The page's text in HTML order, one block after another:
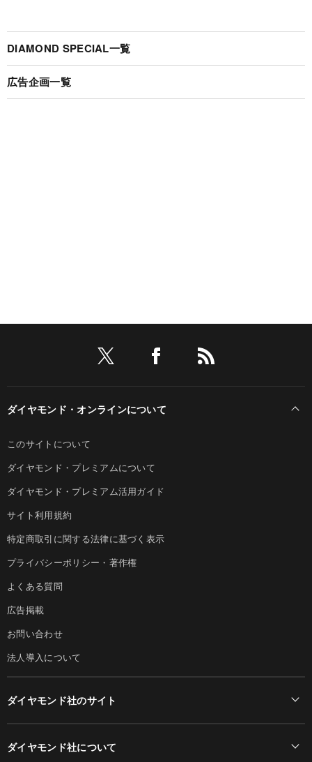
DIAMOND SPECIAL一覧
広告企画一覧
ダイヤモンド・オンラインについて
このサイトについて
ダイヤモンド・プレミアムについて
ダイヤモンド・プレミアム活用ガイド
サイト利用規約
特定商取引に関する法律に基づく表示
プライバシーポリシー・著作権
よくある質問
広告掲載
お問い合わせ
法人導入について
ダイヤモンド社のサイト
ダイヤモンド社について